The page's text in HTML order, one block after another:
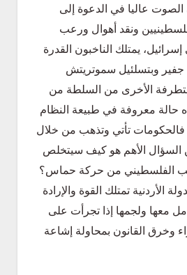
عاليا في الدعوة إلى
ونقد أهوال ورعب
يمتلك الناخبون القدرة
جفير وبتسلئيل سموتريتش
الأخرى من السلطة من
حالة معروفة في طبيعة النظام
فالحكومات تأتي وتذهب من خلال
السؤال الأهم هو كيف سيتخلص
الفلسطيني من حركة حماس؟
الأردنية تمتلك القوة والإرادة
معها ولجمها إذا تجرأت على
وخرق القانون بمحاولة إشاعة